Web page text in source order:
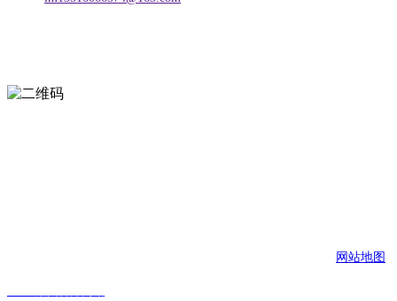
网站地图